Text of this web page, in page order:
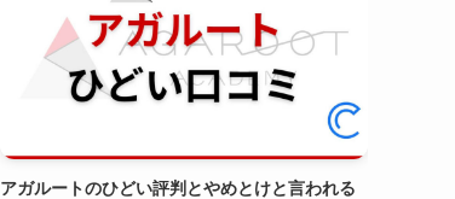
アガルートのひどい評判とやめとけと言われる